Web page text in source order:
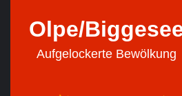
Olpe/
Aufgelockerte Bewölkung